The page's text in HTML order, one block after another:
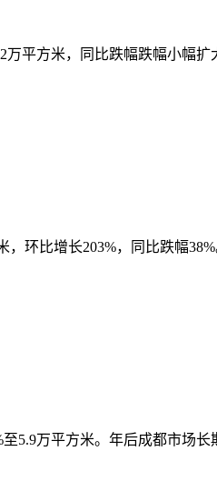
平方米，同比跌幅跌幅小幅
环比增长203%，同比跌幅
万平方米。年后成都市场